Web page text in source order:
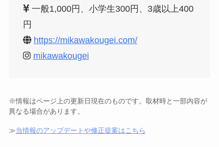
一般1,000円、小学生300円、3歳以上400
円
https://mikawakougei.com/
mikawakougei
※情報はページ上の更新日現在のものです。取材時と一部内容が
異なる場合があります。
≫当情報のアップデートや修正提案はこちら